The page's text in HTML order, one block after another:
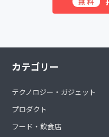
カテゴリー
テクノロジー・ガジェット
プロダクト
フード・飲食店